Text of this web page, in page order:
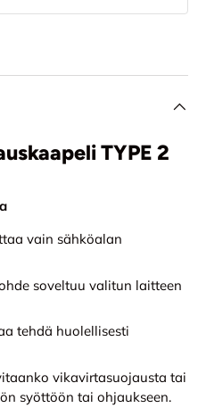
TYPE 2
vain sähköalan
soveltuu valitun laitteen
tehdä huolellisesti
vikavirtasuojausta tai
syöttöön tai ohjaukseen​.